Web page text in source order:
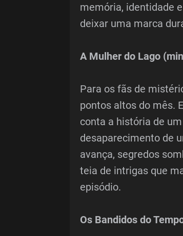
memória, identidade
deixar uma marca
A Mulher do Lago
Para os fãs de
pontos altos do mês.
conta a história de
desaparecimento de
avança, segredos
teia de intrigas que
episódio.
Os Bandidos do